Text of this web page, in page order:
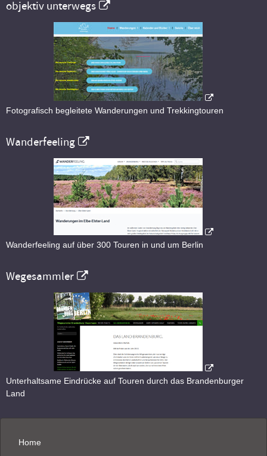
objektiv unterwegs
Fotografisch begleitete Wanderungen und Trekkingtouren
Wanderfeeling
Wanderfeeling auf über 300 Touren in und um Berlin
Wegesammler
Unterhaltsame Eindrücke auf Touren durch das Brandenburger
Land
Home